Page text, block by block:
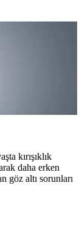
Cilt
yöntemleri
ve cilt bakım
kırışıklık
daha erken
göz altı sorunları